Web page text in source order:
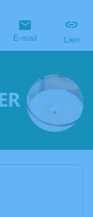
E-mail Lien